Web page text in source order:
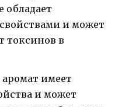
и может
токсинов в
аромат имеет
и может